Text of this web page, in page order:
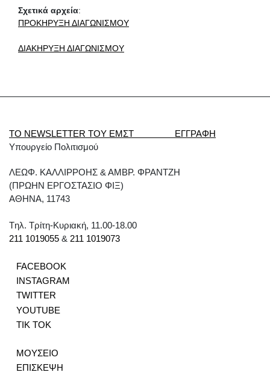
Σχετικά αρχεία:
ΠΡΟΚΗΡΥΞΗ ΔΙΑΓΩΝΙΣΜΟΥ
ΔΙΑΚΗΡΥΞΗ ΔΙΑΓΩΝΙΣΜΟΥ
ΤΟ NEWSLETTER ΤΟΥ ΕΜΣΤ ΕΓΓΡΑΦΗ
Υπουργείο Πολιτισμού
ΛΕΩΦ. ΚΑΛΛΙΡΡΟΗΣ & ΑΜΒΡ. ΦΡΑΝΤΖΗ
(ΠΡΩΗΝ ΕΡΓΟΣΤΑΣΙΟ ΦΙΞ)
ΑΘΗΝΑ, 11743
Tηλ. Τρίτη-Κυριακή, 11.00-18.00
211 1019055 & 211 1019073
FACEBOOK
INSTAGRAM
TWITTER
YOUTUBE
TIK TOK
ΜΟΥΣΕΙΟ
ΕΠΙΣΚΕΨΗ